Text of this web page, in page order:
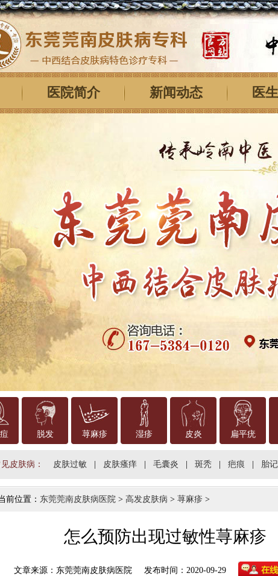
医院简介 新闻动态 医
脱发 荨麻疹 湿疹 皮炎 扁平疣
皮肤病： 皮肤过敏 皮肤瘙痒 毛囊炎 斑秃 疤痕 胎记
前位置： 东莞莞南皮肤病医院 > 高发皮肤病 > 荨麻疹 >
怎么预防出现过敏性荨麻疹
文章来源：东莞莞南皮肤病医院 发布时间：2020-09-29